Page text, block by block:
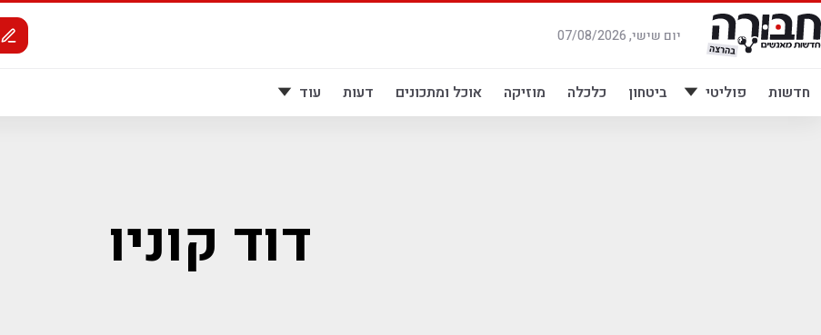
דלג
לתוכן
יום שישי, 07/08/2026
חדשות פוליטי ביטחון כלכלה מוזיקה אוכל ומתכונים דעות עוד
דוד קוניו